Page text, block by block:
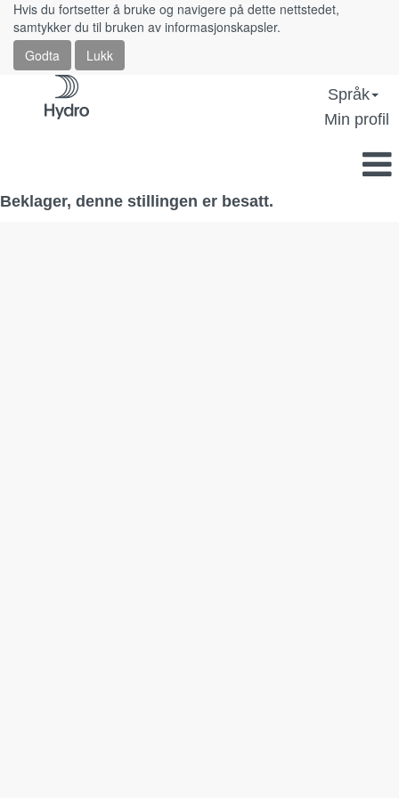
Hvis du fortsetter å bruke og navigere på dette nettstedet,
samtykker du til bruken av informasjonskapsler.
Godta
Lukk
Språk
Min profil
Beklager, denne stillingen er besatt.